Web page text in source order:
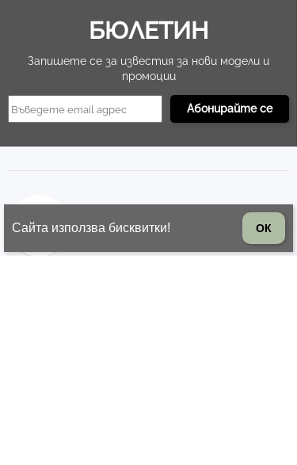
БЮЛЕТИН
Запишете се за известия за нови модели и
промоции
Подготовка до 1 работен ден
Сайта използва бисквитки! ОК